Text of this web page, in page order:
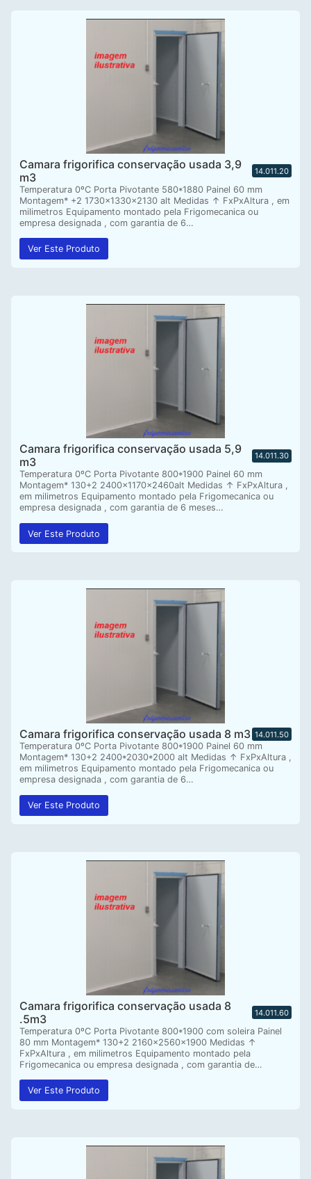
Camara frigorifica conservação usada 3,9
m3
14.011.20
Temperatura 0ºC Porta Pivotante 580*1880 Painel 60 mm
Montagem* +2 1730x1330x2130 alt Medidas ↑ FxPxAltura , em
milimetros Equipamento montado pela Frigomecanica ou
empresa designada , com garantia de 6…
Ver Este Produto
Camara frigorifica conservação usada 5,9
m3
14.011.30
Temperatura 0ºC Porta Pivotante 800*1900 Painel 60 mm
Montagem* 130+2 2400x1170x2460alt Medidas ↑ FxPxAltura ,
em milimetros Equipamento montado pela Frigomecanica ou
empresa designada , com garantia de 6 meses…
Ver Este Produto
Camara frigorifica conservação usada 8 m3 14.011.50
Temperatura 0ºC Porta Pivotante 800*1900 Painel 60 mm
Montagem* 130+2 2400*2030*2000 alt Medidas ↑ FxPxAltura ,
em milimetros Equipamento montado pela Frigomecanica ou
empresa designada , com garantia de 6…
Ver Este Produto
Camara frigorifica conservação usada 8
.5m3
14.011.60
Temperatura 0ºC Porta Pivotante 800*1900 com soleira Painel
80 mm Montagem* 130+2 2160x2560x1900 Medidas ↑
FxPxAltura , em milimetros Equipamento montado pela
Frigomecanica ou empresa designada , com garantia de…
Ver Este Produto